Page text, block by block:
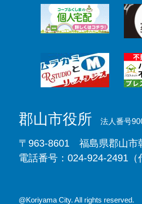
郡山市役所 法人番号
〒963-8601 福島県郡山市
電話番号：024-924-2491（
@Koriyama City. All rights reserved.